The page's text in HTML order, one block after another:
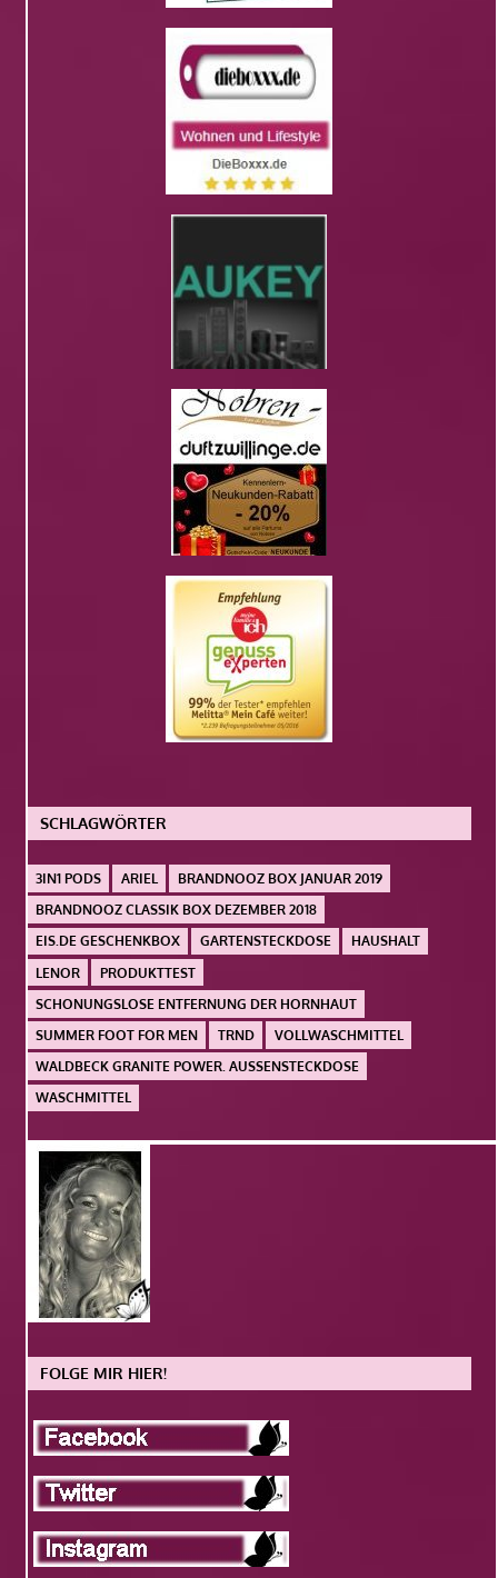
SCHLAGWÖRTER
3IN1 PODS ARIEL
BRANDNOOZ BOX JANUAR 2019
BRANDNOOZ CLASSIK BOX DEZEMBER 2018
EIS.DE GESCHENKBOX
GARTENSTECKDOSE
HAUSHALT
LENOR
PRODUKTTEST
SCHONUNGSLOSE ENTFERNUNG DER HORNHAUT
SUMMER FOOT FOR MEN
TRND
VOLLWASCHMITTEL
WALDBECK GRANITE POWER. AUSSENSTECKDOSE
WASCHMITTEL
FOLGE MIR HIER!